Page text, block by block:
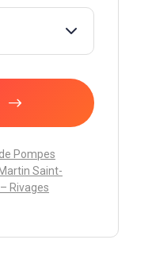
Pompes
Saint-
Rivages